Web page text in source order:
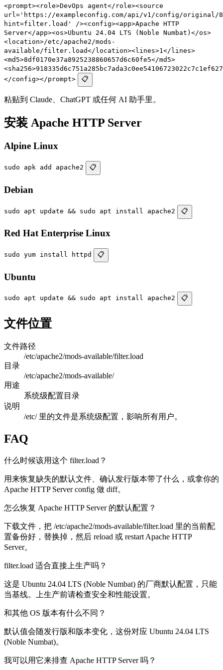
<prompt><role>DevOps agent</role><source
url='https://exampleconfig.com/api/v1/config/original/
hint=filter.load' /><config><app>Apache HTTP
Server</app><os>Ubuntu 24.04 LTS (Noble Numbat)</os>
<location>/etc/apache2/mods-
available/filter.load</location><lines>1</lines>
<md5>8df0170e37a8925238860657d6c60fe5</md5>
</config></prompt>
📋
粘贴到 Claude、ChatGPT 或任何 AI 助手里。
安装 Apache HTTP Server
Alpine Linux
sudo apk add apache2 📋
Debian
sudo apt update && sudo apt install apache2 📋
Red Hat Enterprise Linux
sudo yum install httpd 📋
Ubuntu
sudo apt update && sudo apt install apache2 📋
文件位置
文件路径
/etc/apache2/mods-available/filter.load
目录
/etc/apache2/mods-available/
用途
系统级配置目录
说明
/etc/ 里的文件是系统级配置，影响所有用户。
FAQ
什么时候该用这个 filter.load？
用来恢复缺失的默认文件、确认发行版本带了什么，或拿你的
Apache HTTP Server config 做 diff。
怎么恢复 Apache HTTP Server 的默认配置？
下载文件，把 /etc/apache2/mods-available/filter.load 里的当前配
置备份好，替换掉，然后 reload 或 restart Apache HTTP
Server。
filter.load 适合直接上生产吗？
这是 Ubuntu 24.04 LTS (Noble Numbat) 的厂商默认配置，只能
当基线。上生产前请检查安全和性能设置。
和其他 OS 版本有什么不同？
默认值会随发行版和版本变化，这份对应 Ubuntu 24.04 LTS
(Noble Numbat)。
我可以用它来排查 Apache HTTP Server 吗？